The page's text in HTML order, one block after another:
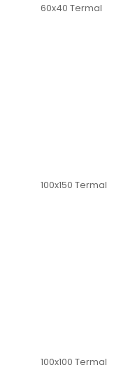
60x40 Termal
100x150 Termal
100x100 Termal